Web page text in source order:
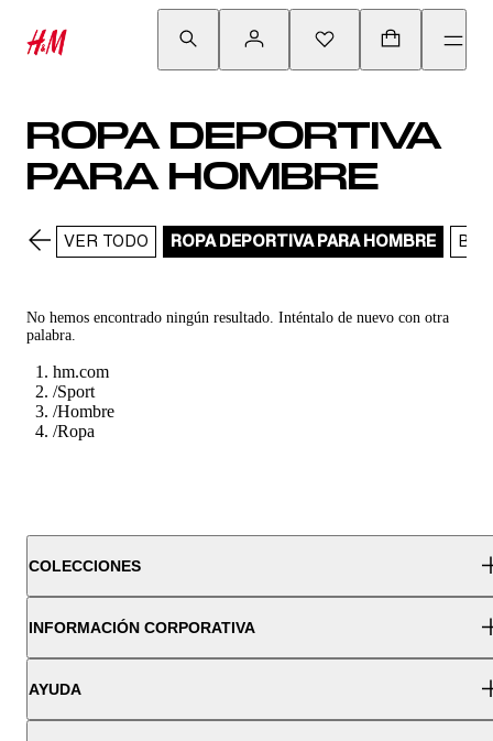
ROPA DEPORTIVA
PARA HOMBRE
VER TODO ROPA DEPORTIVA PARA HOMBRE
No hemos encontrado ningún resultado. Inténtalo de nuevo con otra
palabra.
hm.com
/Sport
/Hombre
/Ropa
COLECCIONES
INFORMACIÓN CORPORATIVA
AYUDA